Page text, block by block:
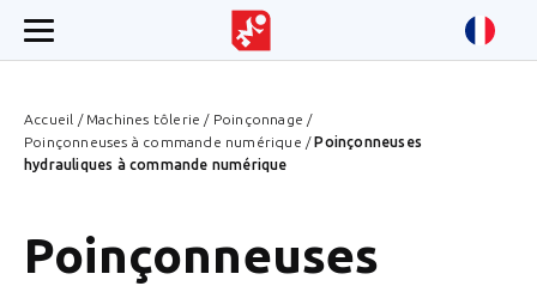
Accueil / Machines tôlerie / Poinçonnage /
Poinçonneuses à commande numérique /Poinçonneuses
hydrauliques à commande numérique
Poinçonneuses